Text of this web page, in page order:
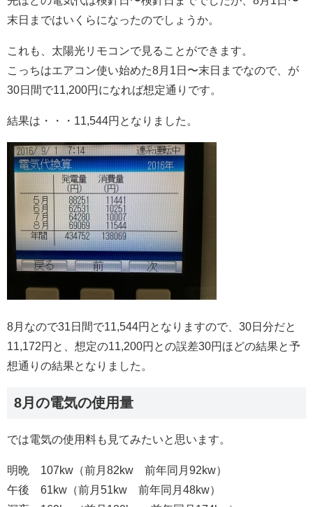
末日まではいくらになったのでしょうか。
これも、太陽光リモコンで見ることができます。
こっちはエアコン使い始めた8月1日〜末日までなので、が
30日間で11,200円になれば想定通りです。
結果は・・・11,544円となりました。
8月なので31日間で11,544円となりますので、30日分だと
11,172円と、想定の11,200円との誤差30円ほどの結果と予
想通りの結果となりました。
8月の電気の使用量
では電気の使用料も見てみたいと思います。
明晩 107kw（前月82kw 前年同月92kw）
午後 61kw（前月51kw 前年同月48kw）